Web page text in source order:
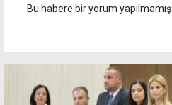
Bu habere bir yorum yapılmamış.